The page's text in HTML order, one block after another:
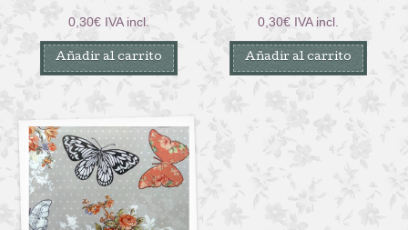
0,30€ IVA incl.
Añadir al carrito
0,30€ IVA incl.
Añadir al carrito